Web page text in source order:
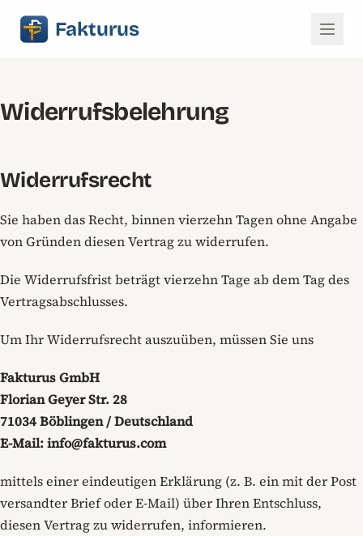
Fakturus
Widerrufsbelehrung
Widerrufsrecht
Sie haben das Recht, binnen vierzehn Tagen ohne Angabe
von Gründen diesen Vertrag zu widerrufen.
Die Widerrufsfrist beträgt vierzehn Tage ab dem Tag des
Vertragsabschlusses.
Um Ihr Widerrufsrecht auszuüben, müssen Sie uns
Fakturus GmbH
Florian Geyer Str. 28
71034 Böblingen / Deutschland
E-Mail: info@fakturus.com
mittels einer eindeutigen Erklärung (z. B. ein mit der Post
versandter Brief oder E-Mail) über Ihren Entschluss,
diesen Vertrag zu widerrufen, informieren.